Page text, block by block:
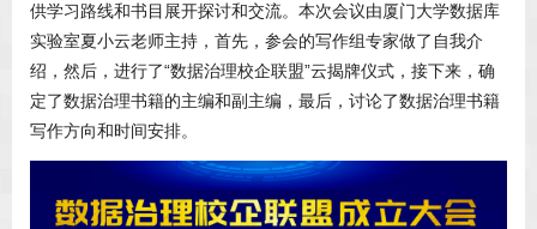
供学习路线和书目展开探讨和交流。本次会议由厦门大学数据库
实验室夏小云老师主持，首先，参会的写作组专家做了自我介
绍，然后，进行了“数据治理校企联盟”云揭牌仪式，接下来，确
定了数据治理书籍的主编和副主编，最后，讨论了数据治理书籍
写作方向和时间安排。